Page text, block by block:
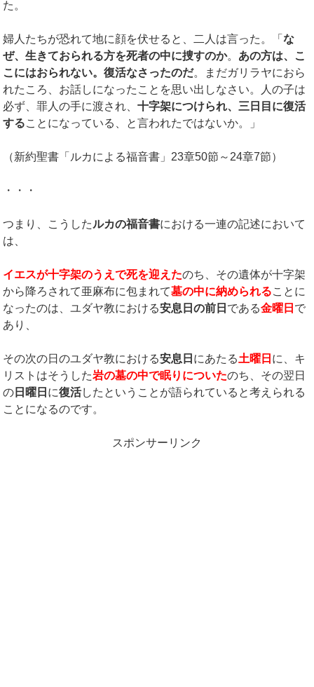
た。
婦人たちが恐れて地に顔を伏せると、二人は言った。「な
ぜ、生きておられる方を死者の中に捜すのか。 あの方は、こ
こにはおられない。復活なさったのだ。まだガリラヤにおら
れたころ、お話しになったことを思い出しなさい。人の子は
必ず、罪人の手に渡され、十字架につけられ、三日目に復活
することになっている、と言われたではないか。」
（新約聖書「ルカによる福音書」23章50節～24章7節）
・・・
つまり、こうしたルカの福音書における一連の記述において
は、
イエスが十字架のうえで死を迎えたのち、その遺体が十字架
から降ろされて亜麻布に包まれて墓の中に納められることに
なったのは、ユダヤ教における安息日の前日 である金曜日 で
あり、
その次の日のユダヤ教における安息日 にあたる土曜日 に、キ
リストはそうした岩の墓の中で眠りについたのち、その翌日
の 日曜日 に復活したということが語られていると考えられる
ことになるのです。
スポンサーリンク